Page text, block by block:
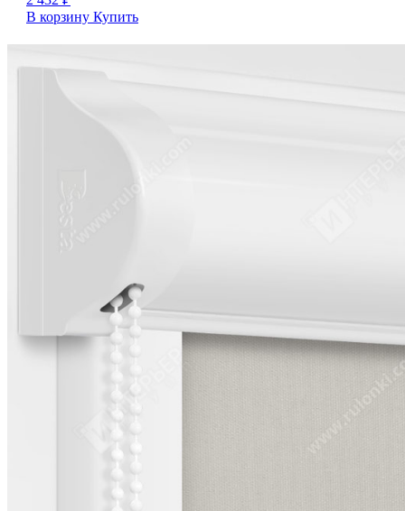
В корзину Купить